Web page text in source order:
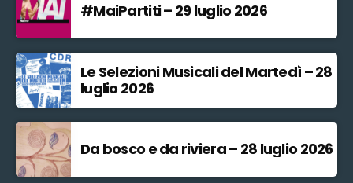
#MaiPartiti – 29 luglio 2026
Le Selezioni Musicali del Martedì – 28
luglio 2026
Da bosco e da riviera – 28 luglio 2026